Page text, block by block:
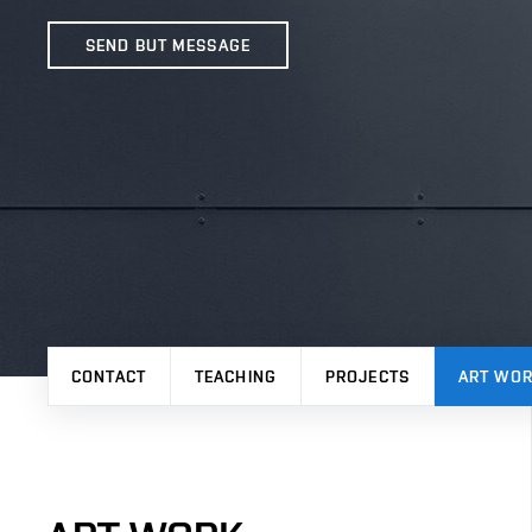
SEND BUT MESSAGE
CONTACT TEACHING PROJECTS ART